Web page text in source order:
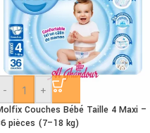
- +
Couches Bébé Taille 4 Maxi –
pièces (7–18 kg)